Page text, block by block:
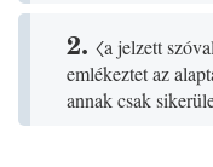
2. 〈a jelzett
emlékeztet az
annak csak